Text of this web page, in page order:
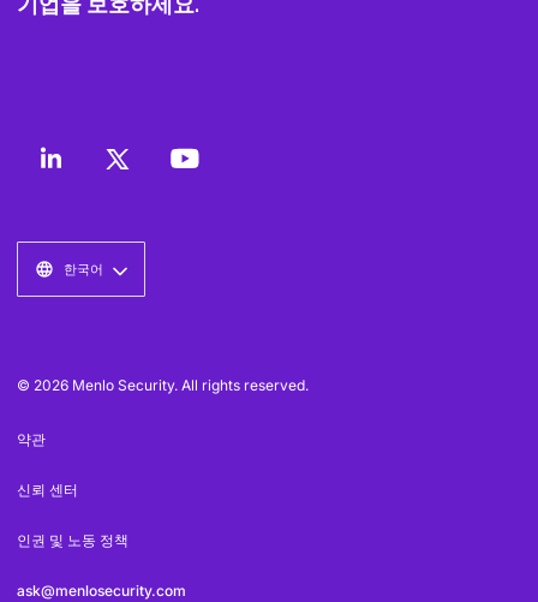
한국어
© 2026 Menlo Security. All rights reserved.
약관
신뢰 센터
인권 및 노동 정책
ask@menlosecurity.com